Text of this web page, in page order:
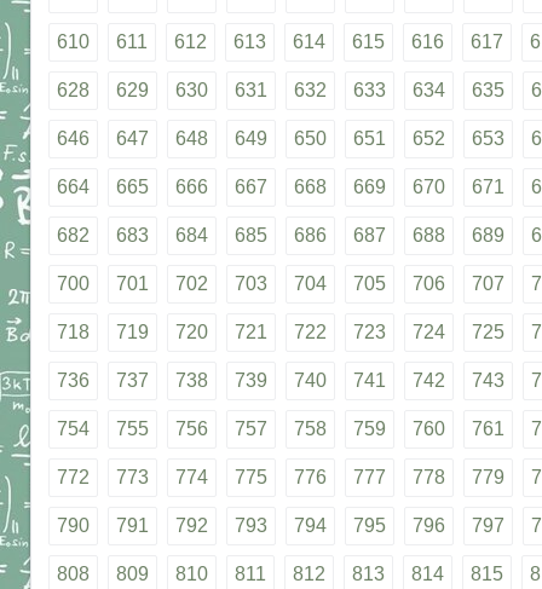
610 611 612 613 614 615 616 617
628 629 630 631 632 633 634 635
646 647 648 649 650 651 652 653
664 665 666 667 668 669 670 671
682 683 684 685 686 687 688 689
700 701 702 703 704 705 706 707
718 719 720 721 722 723 724 725
736 737 738 739 740 741 742 743
754 755 756 757 758 759 760 761
772 773 774 775 776 777 778 779
790 791 792 793 794 795 796 797
808 809 810 811 812 813 814 815